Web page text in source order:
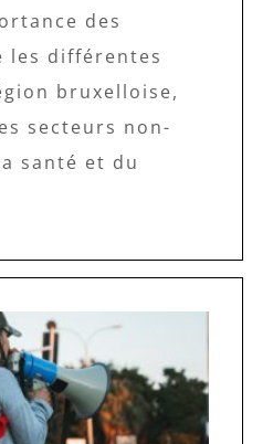
des
les différentes
bruxelloise,
secteurs non-
santé et du